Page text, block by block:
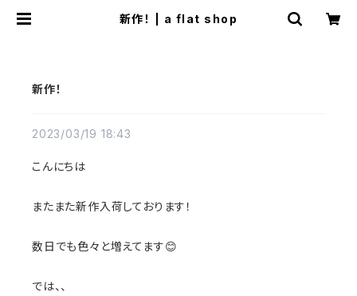
新作！ | a flat shop
新作！
2023/03/19 18:43
こんにちは
またまた新作入荷しております！
数日でも色々と増えてます😊
では、、